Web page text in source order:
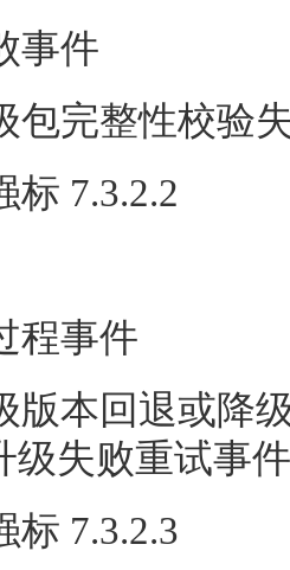
事件
包完整性校验
7.3.2.2
程事件
版本回退或降
级失败重试事
7.3.2.3